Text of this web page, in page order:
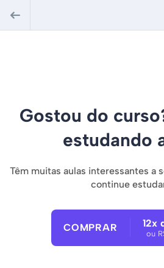
Gostou do
estudando
Têm muitas aulas interessantes a
continue
COMPRAR 12x
ou